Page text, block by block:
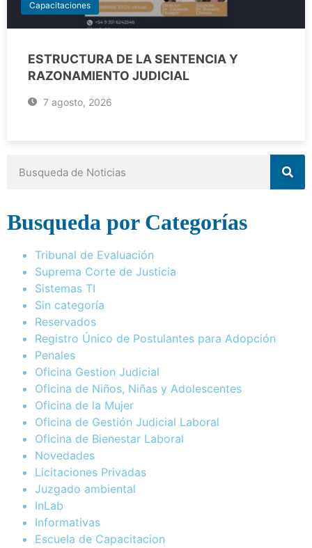
Capacitaciones
ESTRUCTURA DE LA SENTENCIA Y
RAZONAMIENTO JUDICIAL
7 agosto, 2026
Busqueda por Categorías
Tribunal de Evaluación
Suprema Corte de Justicia
Sistemas TI
Sin categoría
Reservados
Registro Único de Postulantes para Adopción
Penales
Oficina Gestion Judicial
Oficina de Niños, Niñas y Adolescentes
Oficina de la Mujer
Oficina de Gestión Judicial Laboral
Oficina de Bienestar Laboral
Novedades
Licitaciones Privadas
Juzgado ambiental
InLab
Informativas
Escuela de Capacitacion